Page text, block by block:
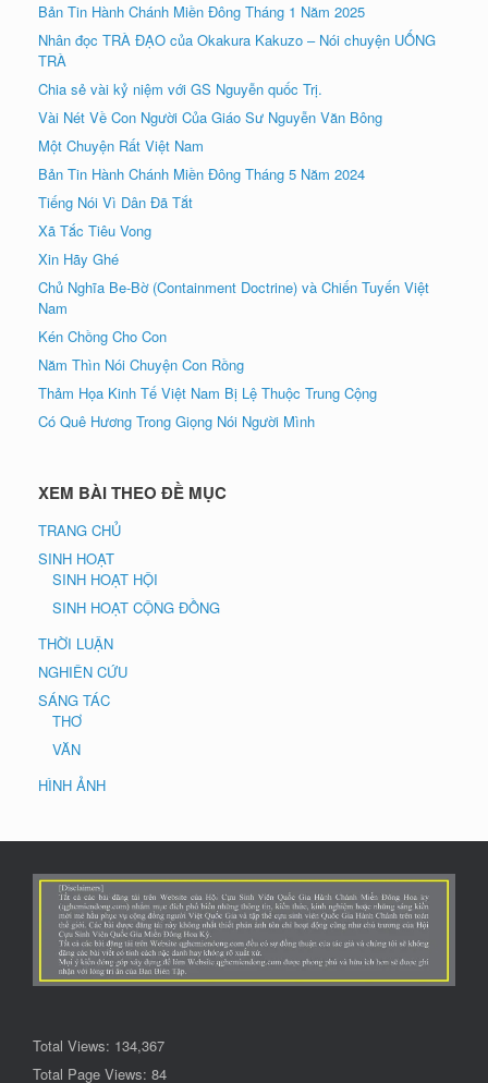
Bản Tin Hành Chánh Miền Đông Tháng 1 Năm 2025
Nhân đọc TRÀ ÐẠO của Okakura Kakuzo – Nói chuyện UỐNG
TRÀ
Chia sẻ vài kỷ niệm với GS Nguyễn quốc Trị.
Vài Nét Về Con Người Của Giáo Sư Nguyễn Văn Bông
Một Chuyện Rất Việt Nam
Bản Tin Hành Chánh Miền Đông Tháng 5 Năm 2024
Tiếng Nói Vì Dân Đã Tắt
Xã Tắc Tiêu Vong
Xin Hãy Ghé
Chủ Nghĩa Be-Bờ (Containment Doctrine) và Chiến Tuyến Việt
Nam
Kén Chồng Cho Con
Năm Thìn Nói Chuyện Con Rồng
Thảm Họa Kinh Tế Việt Nam Bị Lệ Thuộc Trung Cộng
Có Quê Hương Trong Giọng Nói Người Mình
XEM BÀI THEO ĐỀ MỤC
TRANG CHỦ
SINH HOẠT
SINH HOẠT HỘI
SINH HOẠT CỘNG ĐỒNG
THỜI LUẬN
NGHIÊN CỨU
SÁNG TÁC
THƠ
VĂN
HÌNH ẢNH
Total Views: 134,367
Total Page Views: 84